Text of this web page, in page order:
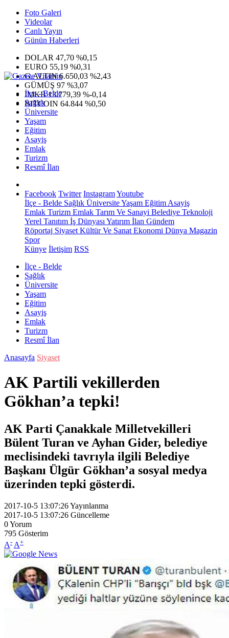
Foto Galeri
Videolar
Canlı Yayın
Günün Haberleri
DOLAR 47,70 %0,15
EURO 55,19 %0,31
G.ALTIN6.650,03 %2,43
GÜMÜŞ 97 %3,07
IMKB13.779,39 %-0,14
BITCOIN 64.844 %0,50
İlçe - Belde
Sağlık
Üniversite
Yaşam
Eğitim
Asayiş
Emlak
Turizm
Resmî İlan
Facebook Twitter InstagramYoutube
İlçe - Belde Sağlık ÜniversiteYaşam Eğitim Asayiş
Emlak Turizm Emlak Tarım Ve Sanayi Belediye Teknoloji
Yerel Tanıtım İş Dünyası Yatırım İlan Gündem
Röportaj Siyaset Kültür Ve Sanat Ekonomi Dünya Magazin
Spor
Künye İletişim RSS
İlçe - Belde
Sağlık
Üniversite
Yaşam
Eğitim
Asayiş
Emlak
Turizm
Resmî İlan
Anasayfa Siyaset
AK Partili vekillerden
Gökhan’a tepki!
AK Parti Çanakkale Milletvekilleri
Bülent Turan ve Ayhan Gider, belediye
meclisindeki tavrıyla ilgili Belediye
Başkanı Ülgür Gökhan’a sosyal medya
üzerinden tepki gösterdi.
2017-10-5 13:07:26Yayınlanma
2017-10-5 13:07:26 Güncelleme
0Yorum
795 Gösterim
A- A+